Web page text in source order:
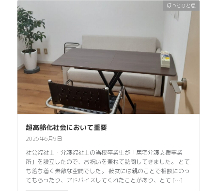
ほっとひと息
超高齢化社会において重要
2025年6月9日
社会福祉士・介護福祉士の当校卒業生が「居宅介護支援事業
所」を設立したので、お祝いを兼ねて訪問してきました。 とて
も落ち着く素敵な空間でした。 彼女には親のことで相談にのっ
てもらったり、アドバイスしてくれたことがあり、とて […]